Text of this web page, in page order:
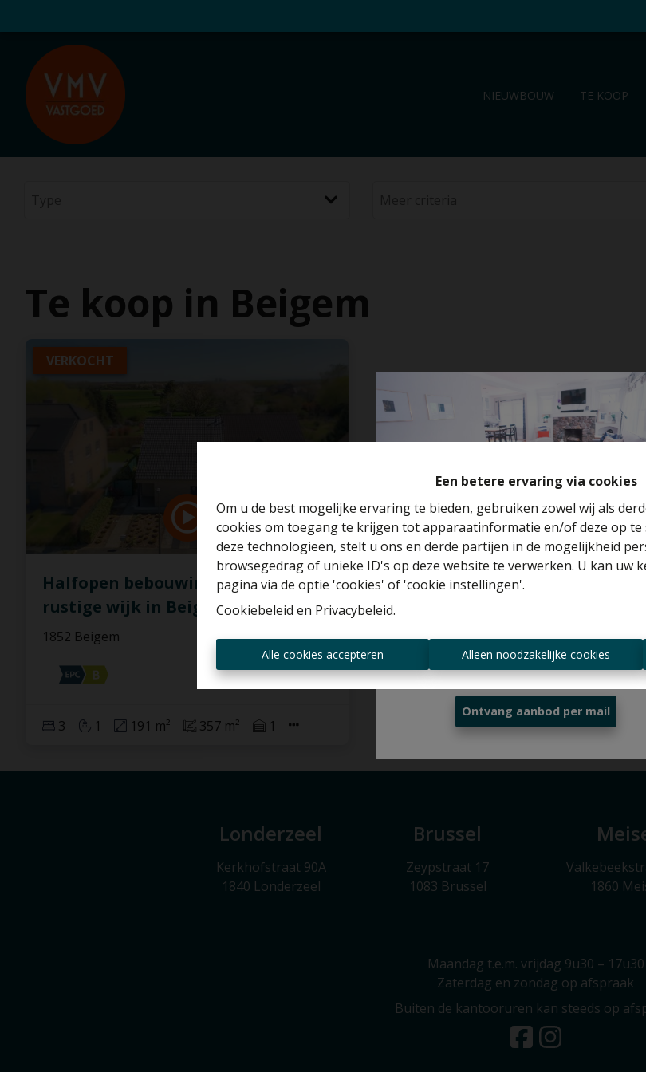
Een betere ervaring via cookies
Om u de best mogelijke ervaring te bieden, gebruiken zowel wij als
cookies om toegang te krijgen tot apparaatinformatie en/of deze op te
deze technologieën, stelt u ons en derde partijen in de mogelijkheid
browsegedrag of unieke ID's op deze website te verwerken. U kan uw
pagina via de optie 'cookies' of 'cookie instellingen'.
Cookiebeleid en Privacybeleid.
Alle cookies accepteren Alleen noodzakelijke cookies
NIEUWBOUW TE KOOP
Te koop in Beigem
VERKOCHT
Halfopen bebouwing met 3 SLP in
rustige wijk in Beigem!
1852 Beigem
3 1 191 m² 357 m² 1
Londerzeel
Kerkhofstraat 90A
1840 Londerzeel
Brussel
Zeypstraat 17
1083 Brussel
1860
Maandag t.e.m. vrijdag 9u30 – 17u30
Zaterdag en zondag op afspraak
Buiten de kantooruren kan steeds op
Benieuwd naar de waarde van je
Altijd als eerste op de hoogte zijn
nieuwe aanbiedingen?
Ontvang aanbod per mail